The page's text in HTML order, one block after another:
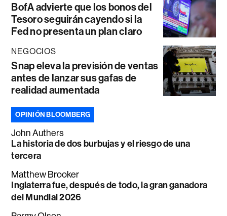
BofA advierte que los bonos del
Tesoro seguirán cayendo si la
Fed no presenta un plan claro
NEGOCIOS
Snap eleva la previsión de ventas
antes de lanzar sus gafas de
realidad aumentada
OPINIÓN BLOOMBERG
John Authers
La historia de dos burbujas y el riesgo de una
tercera
Matthew Brooker
Inglaterra fue, después de todo, la gran ganadora
del Mundial 2026